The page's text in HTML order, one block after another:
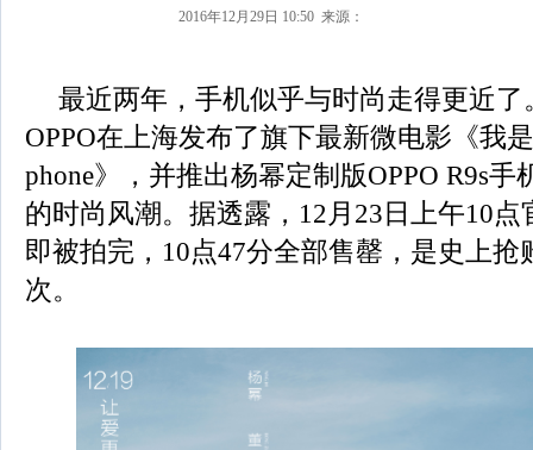
2016年12月29日 10:50 来源：
最近两年，手机似乎与时尚走得更近了
OPPO在上海发布了旗下最新微电影《我
phone》，并推出杨幂定制版OPPO R9s手
的时尚风潮。据透露，12月23日上午10点
即被拍完，10点47分全部售罄，是史上抢
次。